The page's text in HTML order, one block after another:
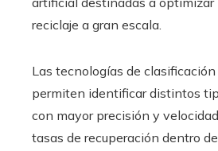
reciclaje a gran escala.
Las tecnologías de
permiten identificar distintos
con mayor precisión y
tasas de recuperación dentro